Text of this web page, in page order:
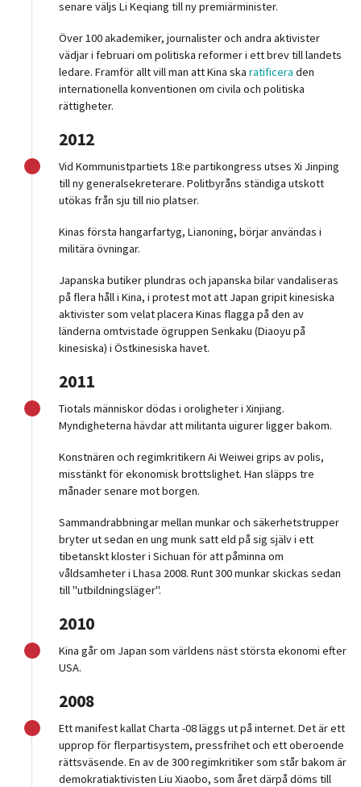
senare väljs Li Keqiang till ny premiärminister.
Över 100 akademiker, journalister och andra aktivister
vädjar i februari om politiska reformer i ett brev till landets
ledare. Framför allt vill man att Kina skaratificera den
internationella konventionen om civila och politiska
rättigheter.
2012
Vid Kommunistpartiets 18:e partikongress utses Xi Jinping
till ny generalsekreterare. Politbyråns ständiga utskott
utökas från sju till nio platser.
Kinas första hangarfartyg, Lianoning, börjar användas i
militära övningar.
Japanska butiker plundras och japanska bilar vandaliseras
på flera håll i Kina, i protest mot att Japan gripit kinesiska
aktivister som velat placera Kinas flagga på den av
länderna omtvistade ögruppen Senkaku (Diaoyu på
kinesiska) i Östkinesiska havet.
2011
Tiotals människor dödas i oroligheter i Xinjiang.
Myndigheterna hävdar att militanta uigurer ligger bakom.
Konstnären och regimkritikern Ai Weiwei grips av polis,
misstänkt för ekonomisk brottslighet. Han släpps tre
månader senare mot borgen.
Sammandrabbningar mellan munkar och säkerhetstrupper
bryter ut sedan en ung munk satt eld på sig själv i ett
tibetanskt kloster i Sichuan för att påminna om
våldsamheter i Lhasa 2008. Runt 300 munkar skickas sedan
till "utbildningsläger".
2010
Kina går om Japan som världens näst största ekonomi efter
USA.
2008
Ett manifest kallat Charta -08 läggs ut på internet. Det är ett
upprop för flerpartisystem, pressfrihet och ett oberoende
rättsväsende. En av de 300 regimkritiker som står bakom är
demokratiaktivisten Liu Xiaobo, som året därpå döms till